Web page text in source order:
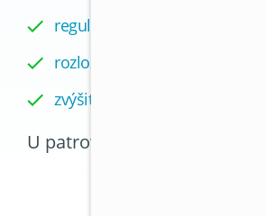
regulovat teplotu v
rozložit výkon podle aktuální
zvýšit efektivitu provozu a
U patrových kanceláří nebo